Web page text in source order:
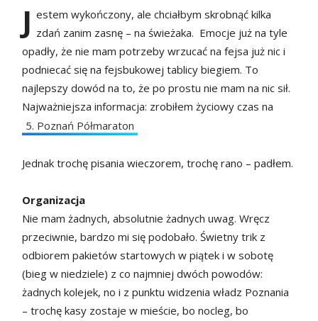
J estem wykończony, ale chciałbym skrobnąć kilka
zdań zanim zasnę – na świeżaka. Emocje już na tyle
opadły, że nie mam potrzeby wrzucać na fejsa już nic i
podniecać się na fejsbukowej tablicy biegiem. To
najlepszy dowód na to, że po prostu nie mam na nic sił.
Najważniejsza informacja: zrobiłem życiowy czas na
5. Poznań Półmaraton
Jednak trochę pisania wieczorem, trochę rano – padłem.
Organizacja
Nie mam żadnych, absolutnie żadnych uwag. Wręcz
przeciwnie, bardzo mi się podobało. Świetny trik z
odbiorem pakietów startowych w piątek i w sobotę
(bieg w niedziele) z co najmniej dwóch powodów:
żadnych kolejek, no i z punktu widzenia władz Poznania
– trochę kasy zostaje w mieście, bo nocleg, bo